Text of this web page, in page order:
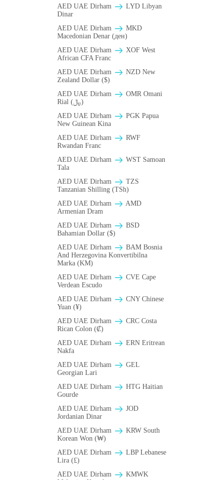
AED UAE Dirham
LYD Libyan
Dinar
AED UAE Dirham
MKD
Macedonian Denar (ден)
AED UAE Dirham
XOF West
African CFA Franc
AED UAE Dirham
NZD New
Zealand Dollar ($)
AED UAE Dirham
OMR Omani
Rial (﷼)
AED UAE Dirham
PGK Papua
New Guinean Kina
AED UAE Dirham
RWF
Rwandan Franc
AED UAE Dirham
WST Samoan
Tala
AED UAE Dirham
TZS
Tanzanian Shilling (TSh)
AED UAE Dirham
AMD
Armenian Dram
AED UAE Dirham
BSD
Bahamian Dollar ($)
AED UAE Dirham
BAM Bosnia
And Herzegovina Konvertibilna
Marka (KM)
AED UAE Dirham
CVE Cape
Verdean Escudo
AED UAE Dirham
CNY Chinese
Yuan (¥)
AED UAE Dirham
CRC Costa
Rican Colon (₡)
AED UAE Dirham
ERN Eritrean
Nakfa
AED UAE Dirham
GEL
Georgian Lari
AED UAE Dirham
HTG Haitian
Gourde
AED UAE Dirham
JOD
Jordanian Dinar
AED UAE Dirham
KRW South
Korean Won (₩)
AED UAE Dirham
LBP Lebanese
Lira (£)
AED UAE Dirham
ΚMWK